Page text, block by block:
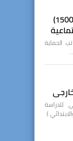
وزير العمل يعلن عن شمول (1500)
من برواتب الحماية
للدراسة
)